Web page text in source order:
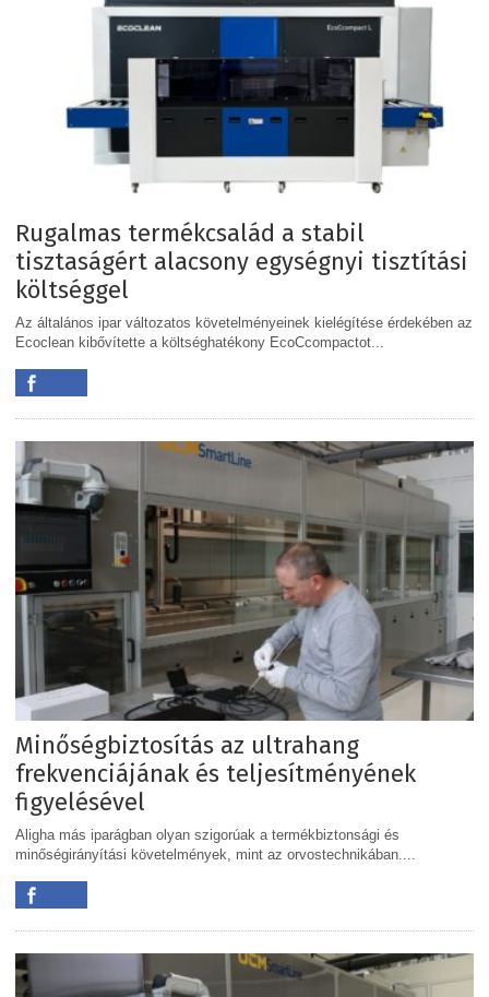
Rugalmas termékcsalád a stabil
tisztaságért alacsony egységnyi tisztítási
költséggel
Az általános ipar változatos követelményeinek kielégítése érdekében az
Ecoclean kibővítette a költséghatékony EcoCcompactot...
Minőségbiztosítás az ultrahang
frekvenciájának és teljesítményének
figyelésével
Aligha más iparágban olyan szigorúak a termékbiztonsági és
minőségirányítási követelmények, mint az orvostechnikában....